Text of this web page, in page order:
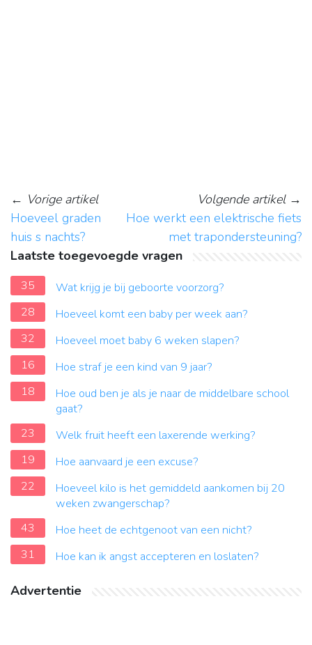
← Vorige artikel
Hoeveel graden
huis s nachts?
Volgende artikel→
Hoe werkt een elektrische fiets
met trapondersteuning?
Laatste toegevoegde vragen
35
Wat krijg je bij geboorte voorzorg?
28
Hoeveel komt een baby per week aan?
32
Hoeveel moet baby 6 weken slapen?
16
Hoe straf je een kind van 9 jaar?
18
Hoe oud ben je als je naar de middelbare school
gaat?
23
Welk fruit heeft een laxerende werking?
19
Hoe aanvaard je een excuse?
22
Hoeveel kilo is het gemiddeld aankomen bij 20
weken zwangerschap?
43
Hoe heet de echtgenoot van een nicht?
31
Hoe kan ik angst accepteren en loslaten?
Advertentie